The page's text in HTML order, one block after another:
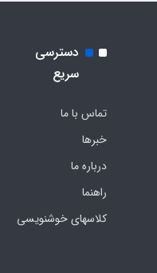
دسترسی
سریع
تماس با ما
خبرها
درباره ما
راهنما
کلاسهای خوشنویسی